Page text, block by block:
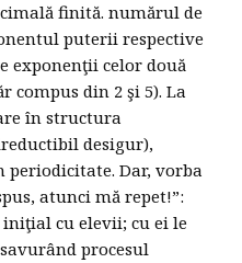
finită. numărul de
puterii respective
exponenţii celor două
din 2 şi 5). La
în structura
desigur),
Dar, vorba
atunci mă repet!”:
iniţial cu elevii; cu ei le
procesul